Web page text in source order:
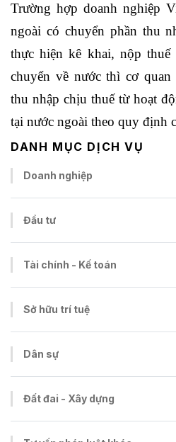
DANH MỤC DỊCH VỤ
Doanh nghiệp
Đầu tư
Tài chính - Kế toán
Sở hữu trí tuệ
Dân sự
Đất đai - Xây dựng
Trường hợp doanh nghiệp
ngoài có chuyển phần thu
thực hiện kê khai, nộp
chuyển về nước thì cơ
thu nhập chịu thuế từ hoạt
tại nước ngoài theo quy định